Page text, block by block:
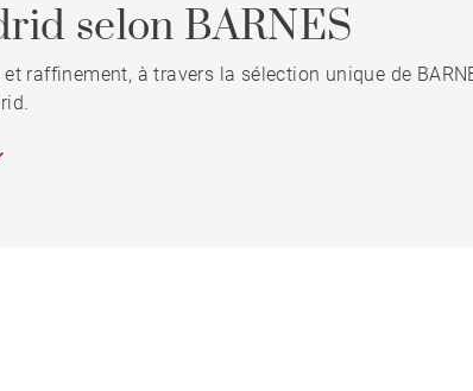
selon BARNES
raffinement, à travers la sélection unique de